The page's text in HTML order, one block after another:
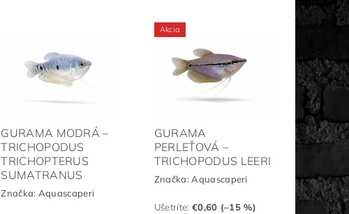
GURAMA MODRÁ –
TRICHOPODUS
TRICHOPTERUS
SUMATRANUS
Značka: Aquascaperi
Akcia
GURAMA
PERLEŤOVÁ –
TRICHOPODUS LEERI
Značka: Aquascaperi
Ušetríte: €0,60 (–15 %)